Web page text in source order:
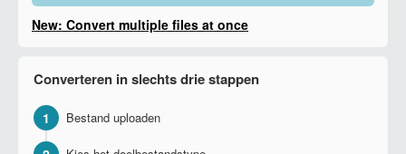
New: Convert multiple files at once
Converteren in slechts drie stappen
1 Bestand uploaden